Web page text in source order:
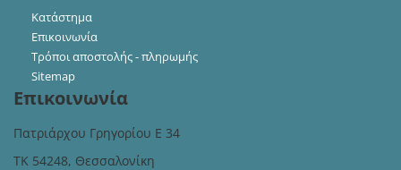
Κατάστημα
Επικοινωνία
Τρόποι αποστολής - πληρωμής
Sitemap
Επικοινωνία
Πατριάρχου Γρηγορίου Ε 34
ΤΚ 54248, Θεσσαλονίκη